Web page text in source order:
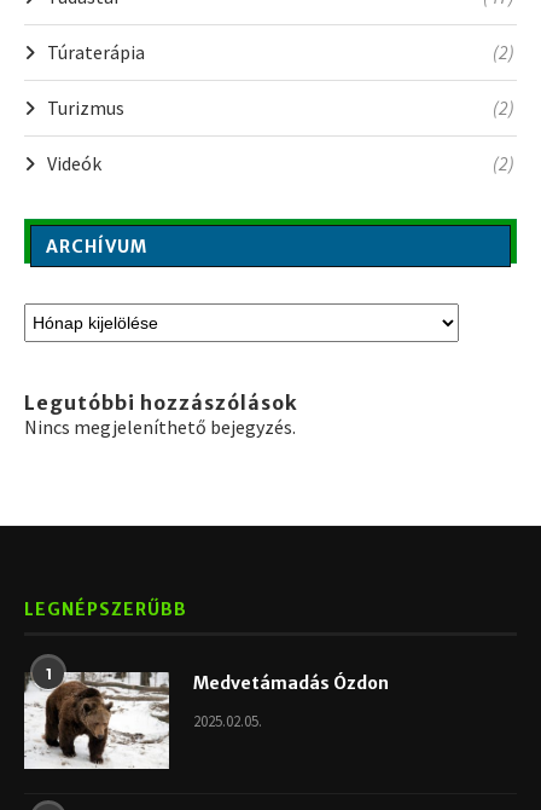
Túraterápia (2)
Turizmus (2)
Videók (2)
ARCHÍVUM
Legutóbbi hozzászólások
Nincs megjeleníthető bejegyzés.
LEGNÉPSZERŰBB
1 Medvetámadás Ózdon
2025.02.05.